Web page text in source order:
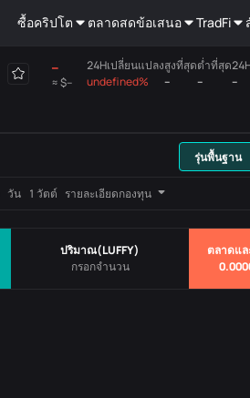
ซื้อคริปโต ตลาดสดข้อเสนอ TradFi
ปริมาณ(LUFFY)
ตลาดแล
--
≈$--
24Hเปลี่ยนแปลง
undefined%
สูงที่สุด
--
ต่ำที่สุด
--
--
รุ่นพื้นฐาน
วัน 1 วัตต์ รายละเอียดกองทุน